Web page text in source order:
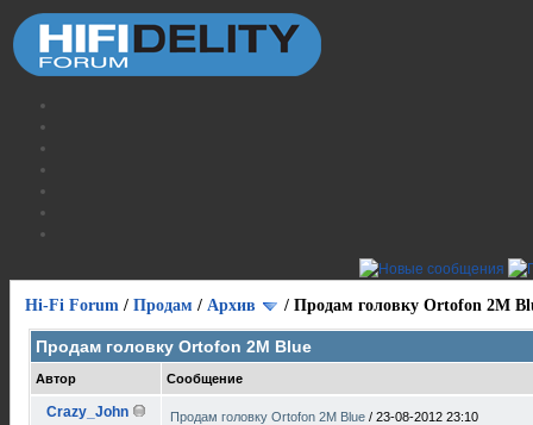
Hi-Fi Forum / Продам / Архив / Продам головку Ortofon 2M
Продам головку Ortofon 2M Blue
Автор Сообщение
Crazy_John Продам головку Ortofon 2M Blue / 23-08-2012 23:10